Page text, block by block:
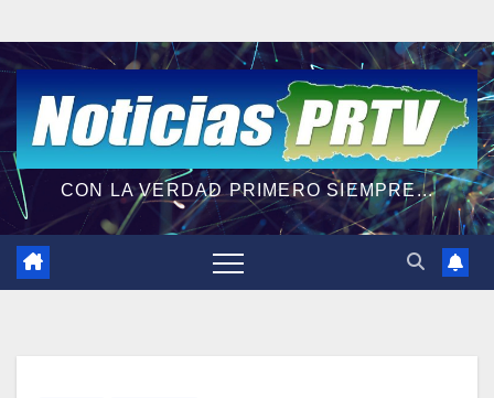
CON LA VERDAD PRIMERO SIEMPRE...